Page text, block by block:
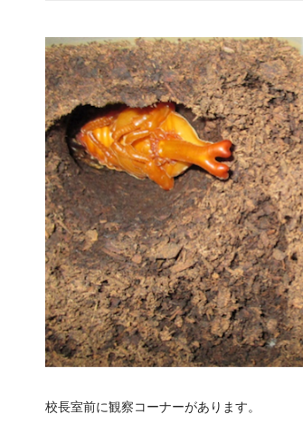
校長室前に観察コーナーがあります。